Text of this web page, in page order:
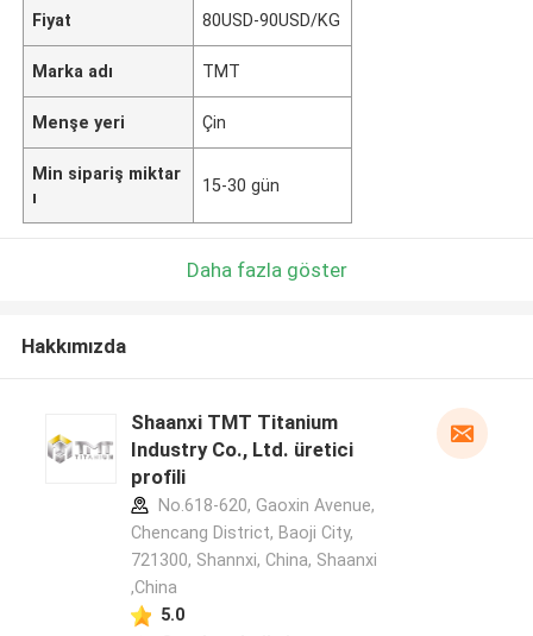
Fiyat 80USD-90USD/KG
Marka adı TMT
Menşe yeri Çin
Min sipariş miktar
ı
15-30 gün
Daha fazla göster
Hakkımızda
Shaanxi TMT Titanium
Industry Co., Ltd. üretici
profili
No.618-620, Gaoxin Avenue,
Chencang District, Baoji City,
721300, Shannxi, China, Shaanxi
,China
5.0